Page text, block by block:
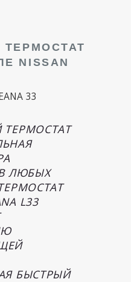
ТЕРМОСТАТ
NISSAN
33
ЛЮБЫХ
L33
БЫСТРЫЙ